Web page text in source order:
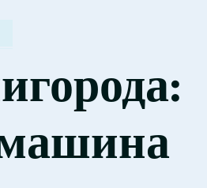
машина